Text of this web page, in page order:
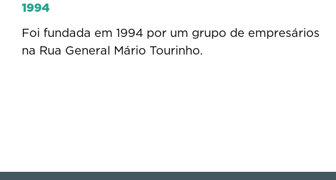
1994
Foi fundada em 1994 por um grupo de empresários
na Rua General Mário Tourinho.